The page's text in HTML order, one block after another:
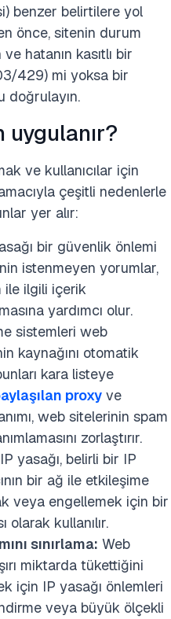
benzer belirtilere yol
önce, sitenin durum
hatanın kasıtlı bir
429) mi yoksa bir
doğrulayın.
uygulanır?
ve kullanıcılar için
çeşitli nedenlerle
yer alır:
bir güvenlik önlemi
istenmeyen yorumlar,
ile ilgili içerik
yardımcı olur.
sistemleri web
kaynağını otomatik
kara listeye
proxy ve
web sitelerinin spam
zorlaştırır.
IP yasağı, belirli bir IP
bir ağ ile etkileşime
veya engellemek için bir
olarak kullanılır.
sınırlama: Web
miktarda tükettiğini
için IP yasağı önlemleri
veya büyük ölçekli